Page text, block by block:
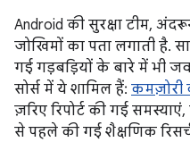
Android की सुरक्षा टीम,
जोखिमों का पता लगाती है.
गई गड़बड़ियों के बारे में भी
सोर्स में ये शामिल हैं: कमज़ोरी
ज़रिए रिपोर्ट की गई
से पहले की गई शैक्षणिक